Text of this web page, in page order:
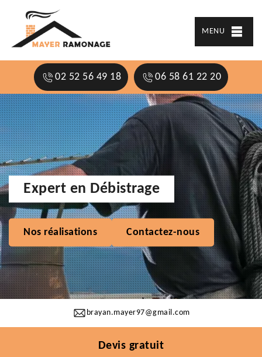
MENU
02 52 56 49 18 06 58 61 22 20
brayan.mayer97@gmail.com
Expert en Débistrage
Nos réalisations Contactez-nous
Devis gratuit